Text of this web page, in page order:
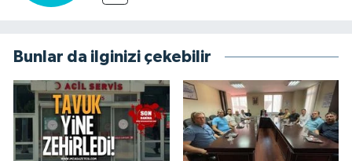
Bunlar da ilginizi çekebilir